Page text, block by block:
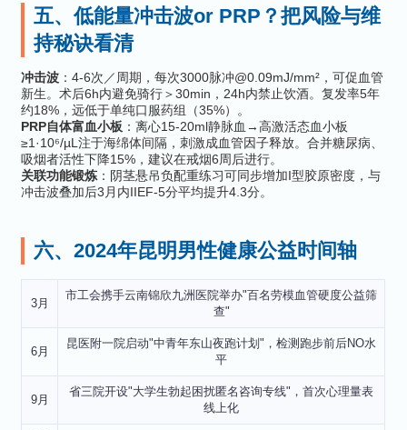
五、低能量冲击波or PRP？把风险与维
持秘诀看清
冲击波 ：4-6次／周期，每次3000脉冲@0.09mJ/mm²，可促血管
新生。术后6h内避免骑行＞30min，24h内禁止饮酒。复发率5年
约18%，远低于单纯口服药组（35%）。
PRP自体富血小板 ：离心15-20ml静脉血→高激活态血小板
≥1·10⁶/µL注于海绵体间隔，刺激成血管因子释放。合并糖尿病、
吸烟者活性下降15%，建议在戒烟6周后进行。
关联功能锻炼 ：阴茎悬吊负配重练习可同步增加I型胶原密度，与
冲击波叠加后3月内IIEF-5分平均提升4.3分。
六、2024年昆明男性健康公益时间轴
3月
市工会携手云南锦欣九洲医院举办"百名劳模血管硬度公益筛
查"
6月
昆医附一院启动"中青年东山夜跑计划"，检测跑步前后NO水
平
9月
省三院开设"大学生勃起困扰匿名咨询专线"，首次心理量表
线上化